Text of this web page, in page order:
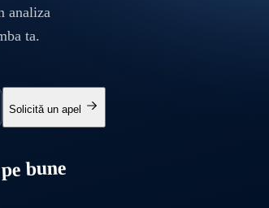
analiza
ta.
Solicită un apel
bune